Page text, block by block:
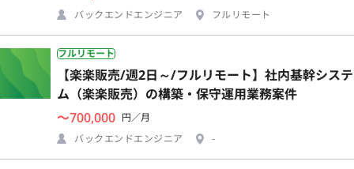
バックエンドエンジニア
フルリモート
フルリモート
【楽楽販売/週2日～/フルリモート】社内基幹システ
ム（楽楽販売）の構築・保守運用業務案件
〜700,000 円／月
バックエンドエンジニア
-